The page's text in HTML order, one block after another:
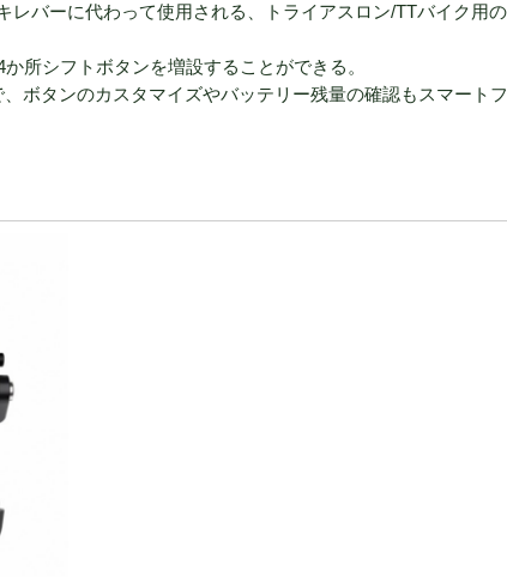
バーに代わって使用される、トライアスロン/TTバイク用
所シフトボタンを増設することができる。
ボタンのカスタマイズやバッテリー残量の確認もスマート